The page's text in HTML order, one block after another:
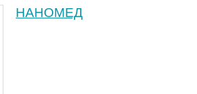
НАНОМЕД